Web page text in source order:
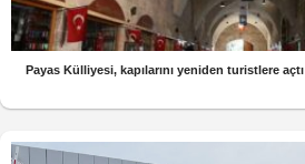
Payas Külliyesi, kapılarını yeniden turistlere açtı